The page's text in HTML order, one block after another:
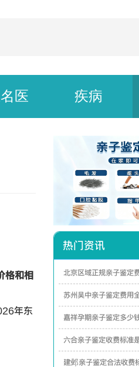
医 疾病
格和相
年东
热门资讯
北京区域正规亲子鉴定
苏州吴中亲子鉴定费用
嘉祥孕期亲子鉴定多少
六合亲子鉴定收费标准
建邺亲子鉴定合法收费